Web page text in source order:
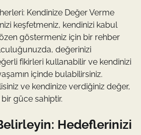
Kendinize Değer Verme
keşfetmeniz, kendinizi kabul
göstermeniz için bir rehber
değerinizi
fikirleri kullanabilir ve kendinizi
içinde bulabilirsiniz.
ve kendinize verdiğiniz değer,
bir güce sahiptir.
Hedeflerinizi